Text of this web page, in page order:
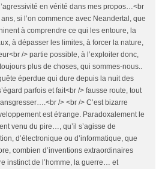
en vérité dans mes propos…<br
si l’on commence avec Neandertal, que
à comprendre ce qui les entoure, la
à dépasser les limites, à forcer la nature,
/> partie possible, à l’exploiter donc,
plus de choses, qui sommes-nous..
éperdue qui dure depuis la nuit des
parfois et fait<br /> fausse route, tout
/> <br /> C’est bizarre
est étrange. Paradoxalement le
venu du pire…, qu’il s’agisse de
d’électronique ou d’informatique, que
combien d’inventions extraordinaires
instinct de l’homme, la guerre… et